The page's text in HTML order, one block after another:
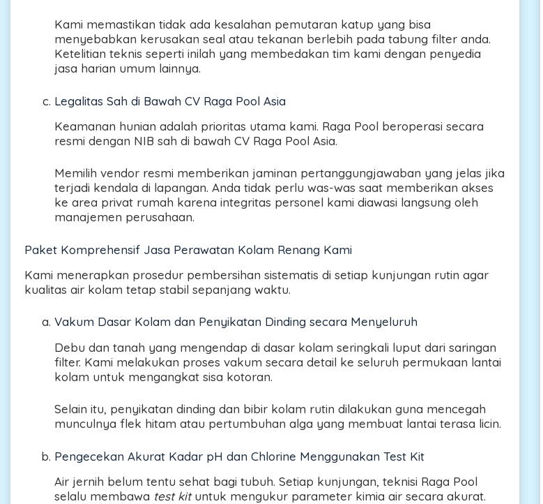
Kami memastikan tidak ada kesalahan pemutaran katup yang bisa
menyebabkan kerusakan seal atau tekanan berlebih pada tabung filter anda.
Ketelitian teknis seperti inilah yang membedakan tim kami dengan penyedia
jasa harian umum lainnya.
Legalitas Sah di Bawah CV Raga Pool Asia
Keamanan hunian adalah prioritas utama kami. Raga Pool beroperasi secara
resmi dengan NIB sah di bawah CV Raga Pool Asia.
Memilih vendor resmi memberikan jaminan pertanggungjawaban yang jelas jika
terjadi kendala di lapangan. Anda tidak perlu was-was saat memberikan akses
ke area privat rumah karena integritas personel kami diawasi langsung oleh
manajemen perusahaan.
Paket Komprehensif Jasa Perawatan Kolam Renang Kami
Kami menerapkan prosedur pembersihan sistematis di setiap kunjungan rutin agar
kualitas air kolam tetap stabil sepanjang waktu.
Vakum Dasar Kolam dan Penyikatan Dinding secara Menyeluruh
Debu dan tanah yang mengendap di dasar kolam seringkali luput dari saringan
filter. Kami melakukan proses vakum secara detail ke seluruh permukaan lantai
kolam untuk mengangkat sisa kotoran.
Selain itu, penyikatan dinding dan bibir kolam rutin dilakukan guna mencegah
munculnya flek hitam atau pertumbuhan alga yang membuat lantai terasa licin.
Pengecekan Akurat Kadar pH dan Chlorine Menggunakan Test Kit
Air jernih belum tentu sehat bagi tubuh. Setiap kunjungan, teknisi Raga Pool
selalu membawa test kituntuk mengukur parameter kimia air secara akurat.